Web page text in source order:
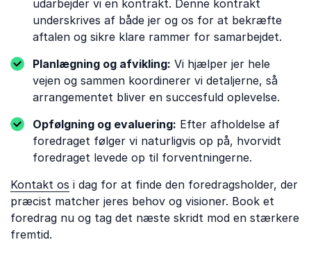
udarbejder vi en kontrakt. Denne kontrakt
underskrives af både jer og os for at bekræfte
aftalen og sikre klare rammer for samarbejdet.
Planlægning og afvikling: Vi hjælper jer hele
vejen og sammen koordinerer vi detaljerne, så
arrangementet bliver en succesfuld oplevelse.
Opfølgning og evaluering: Efter afholdelse af
foredraget følger vi naturligvis op på, hvorvidt
foredraget levede op til forventningerne.
Kontakt os i dag for at finde den foredragsholder, der
præcist matcher jeres behov og visioner. Book et
foredrag nu og tag det næste skridt mod en stærkere
fremtid.